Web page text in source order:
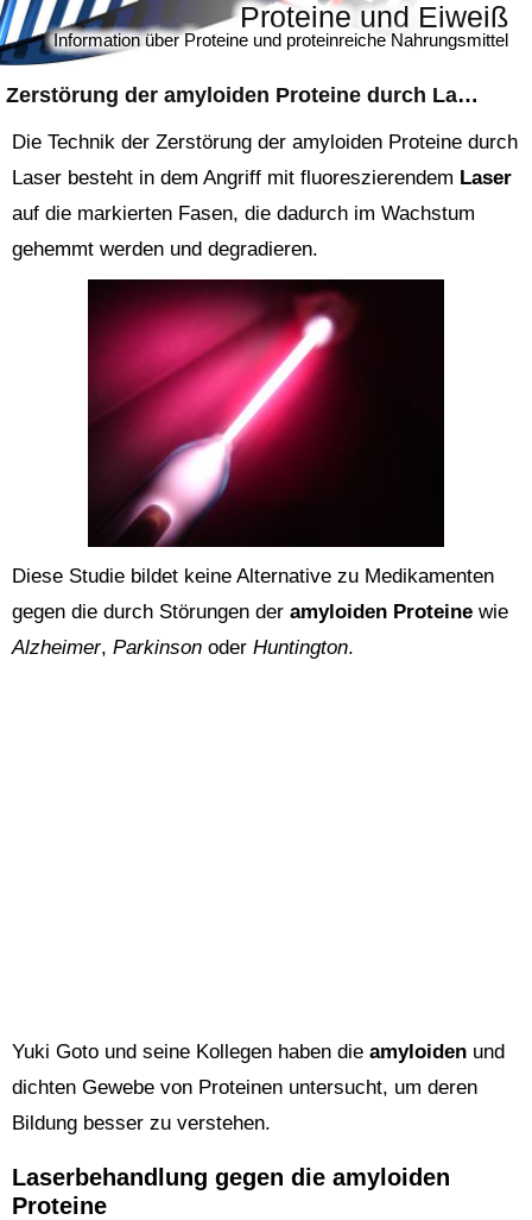
Zerstörung der amyloiden Proteine durch Laser
Proteine und Eiweiß
Information über Proteine und proteinreiche Nahrungsmittel
Die Technik der Zerstörung der amyloiden Proteine durch
Laser besteht in dem Angriff mit fluoreszierendem Laser
auf die markierten Fasen, die dadurch im Wachstum
gehemmt werden und degradieren.
Diese Studie bildet keine Alternative zu Medikamenten
gegen die durch Störungen der amyloiden Proteine wie
Alzheimer, Parkinson oder Huntington.
Yuki Goto und seine Kollegen haben die amyloiden und
dichten Gewebe von Proteinen untersucht, um deren
Bildung besser zu verstehen.
Laserbehandlung gegen die amyloiden
Proteine